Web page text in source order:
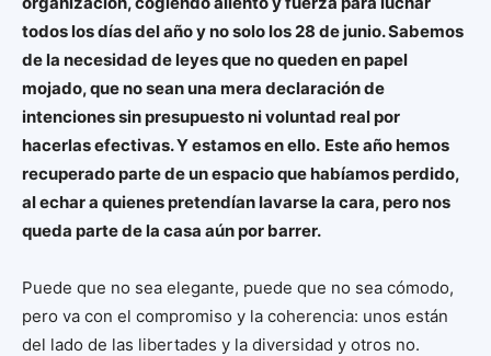
todos los días del año y no solo los 28 de junio. Sabemos
de la necesidad de leyes que no queden en papel
mojado, que no sean una mera declaración de
intenciones sin presupuesto ni voluntad real por
hacerlas efectivas. Y estamos en ello. Este año hemos
recuperado parte de un espacio que habíamos perdido,
al echar a quienes pretendían lavarse la cara, pero nos
queda parte de la casa aún por barrer.
Puede que no sea elegante, puede que no sea cómodo,
pero va con el compromiso y la coherencia: unos están
del lado de las libertades y la diversidad y otros no.